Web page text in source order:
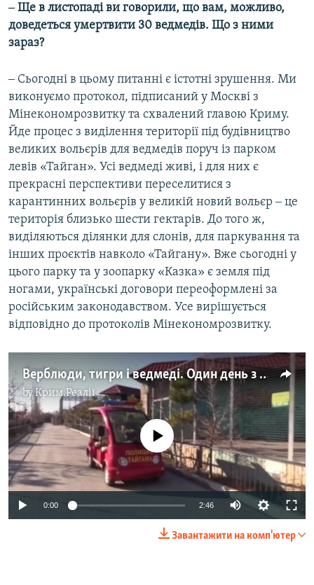
‒ Ще в листопаді ви говорили, що вам, можливо,
доведеться умертвити 30 ведмедів. Що з ними
зараз?
‒ Сьогодні в цьому питанні є істотні зрушення. Ми
виконуємо протокол, підписаний у Москві з
Мінекономрозвитку та схвалений главою Криму.
Йде процес з виділення території під будівництво
великих вольєрів для ведмедів поруч із парком
левів «Тайган». Усі ведмеді живі, і для них є
прекрасні перспективи переселитися з
карантинних вольєрів у великій новий вольєр ‒ це
територія близько шести гектарів. До того ж,
виділяються ділянки для слонів, для паркування та
інших проєктів навколо «Тайгану». Вже сьогодні у
цього парку та у зоопарку «Казка» є земля під
ногами, українські договори переоформлені за
російським законодавством. Усе вирішується
відповідно до протоколів Мінекономрозвитку.
Верблюди, тигри і ведмеді. Один день з життя тварин у парку «Тайган» (відео)
byКрим.Реалії
No media source currently available
0:00 2:46 Auto
Завантажити на комп'ютер